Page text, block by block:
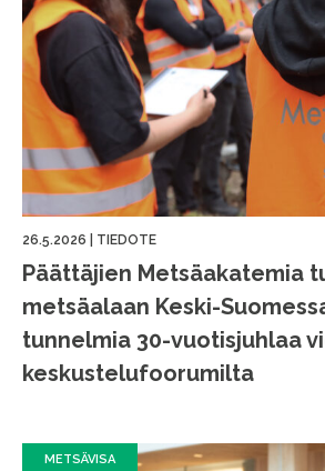
26.5.2026 TIEDOTE
Päättäjien Metsäakatemia
metsäalaan Keski-
tunnelmia 30-vuotisjuhlaa
keskustelufoorumilta
METSÄVISA